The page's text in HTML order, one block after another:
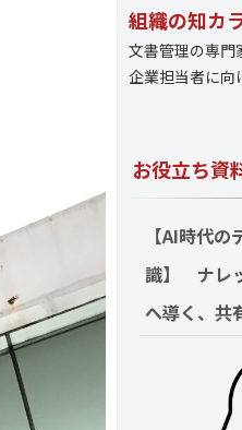
組織の知カ
文書管理の専門
企業担当者に向
お役立ち資
【AI時代
識】　ナレ
へ導く、共